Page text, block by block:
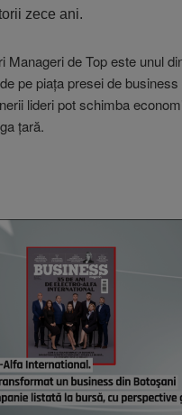
zece ani.
Manageri de Top este unul
pe piaţa presei de
lideri pot schimba
ţară.